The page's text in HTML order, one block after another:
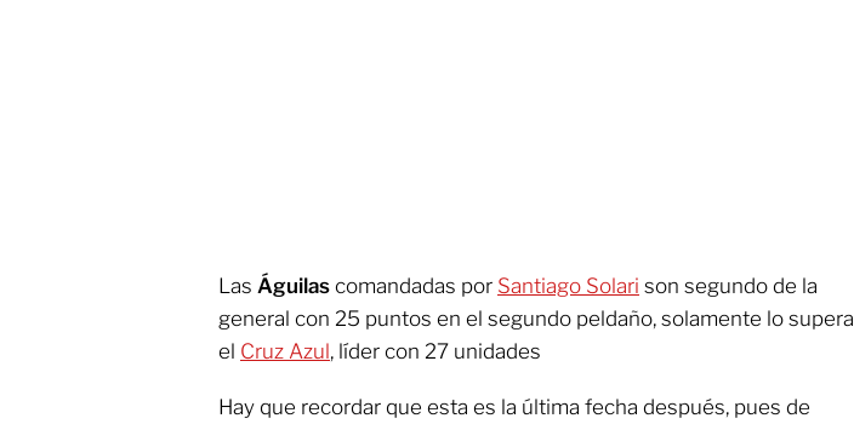
Las Águilas comandadas por Santiago Solari son segundo de la
general con 25 puntos en el segundo peldaño, solamente lo supera
el Cruz Azul, líder con 27 unidades
Hay que recordar que esta es la última fecha después, pues de